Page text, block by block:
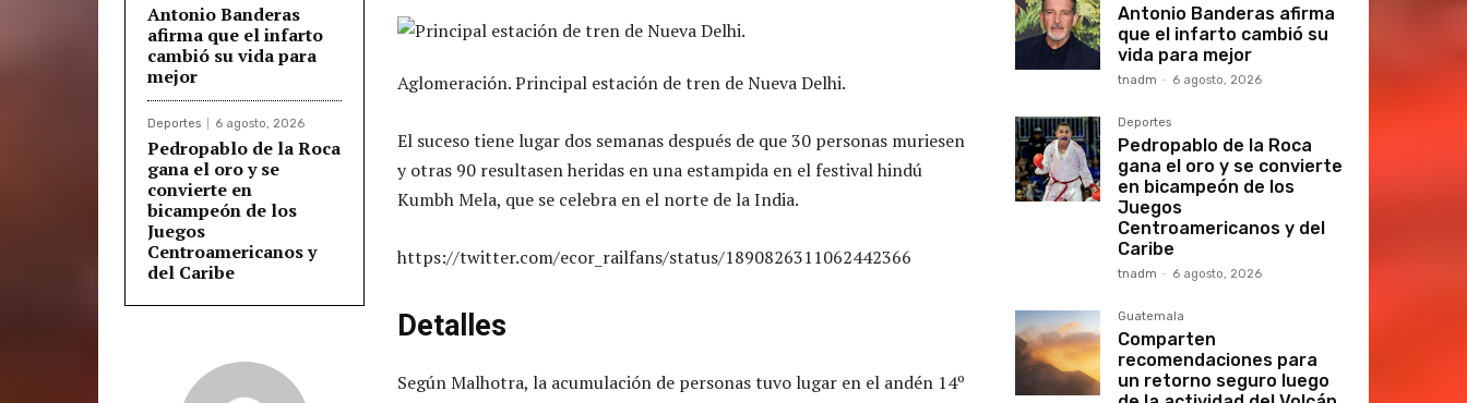
Antonio Banderas
afirma que el infarto
cambió su vida para
mejor
Deportes 6 agosto, 2026
Pedropablo de la Roca
gana el oro y se
convierte en
bicampeón de los
Juegos
Centroamericanos y
del Caribe
Aglomeración. Principal estación de tren de Nueva Delhi.
El suceso tiene lugar dos semanas después de que 30 personas muriesen
y otras 90 resultasen heridas en una estampida en el festival hindú
Kumbh Mela, que se celebra en el norte de la India.
https://twitter.com/ecor_railfans/status/1890826311062442366
Detalles
Según Malhotra, la acumulación de personas tuvo lugar en el andén 14º
Antonio Banderas afirma
que el infarto cambió su
vida para mejor
tnadm - 6 agosto, 2026
Deportes
Pedropablo de la Roca
gana el oro y se convierte
en bicampeón de los
Juegos
Centroamericanos y del
Caribe
tnadm - 6 agosto, 2026
Guatemala
Comparten
recomendaciones para
un retorno seguro luego